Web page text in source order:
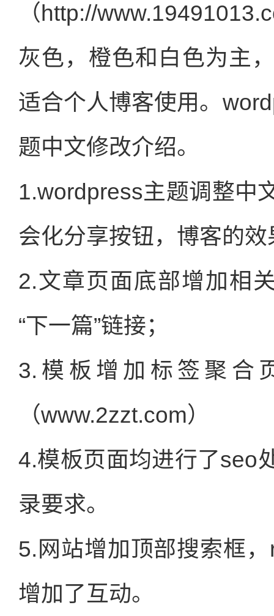
（http://
灰色，橙色和白色为主
适合个人博客使用。
题中文修改介绍。
1.wordpress主题调整中
会化分享按钮，博客的
2.文章页面底部增加相
“下一篇”链接；
3.模板增加标签聚合
（www.2zzt.com）
4.模板页面均进行了seo
录要求。
5.网站增加顶部搜索框
增加了互动。